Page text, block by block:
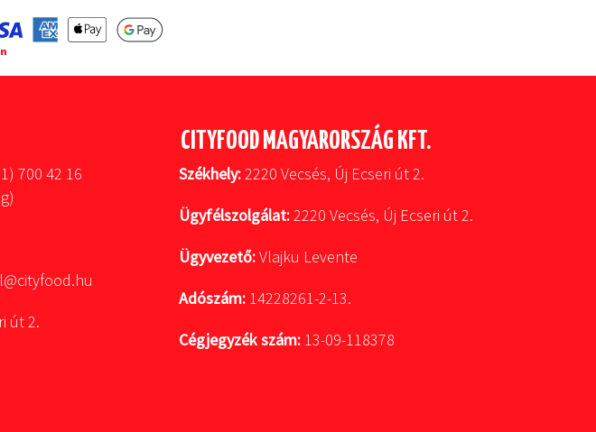
700 42 16
út 2.
CITYFOOD MAGYARORSZÁG KFT.
Székhely:2220 Vecsés, Új Ecseri út 2.
Ügyfélszolgálat:2220 Vecsés, Új Ecseri út 2.
Ügyvezető:Vlajku Levente
Adószám: 14228261-2-13.
Cégjegyzék szám: 13-09-118378